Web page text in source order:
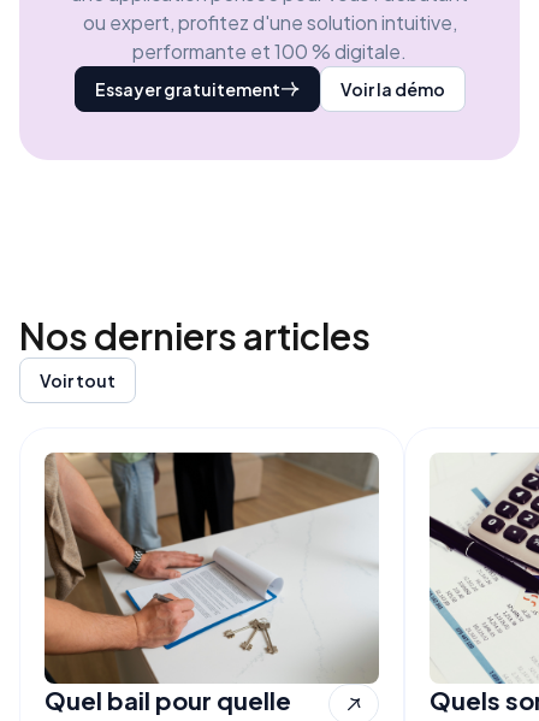
ou expert, profitez d'une solution intuitive,
performante et 100 % digitale.
Essayer gratuitement Voir la démo
Nos derniersarticles
Voir tout
Quel bail pour quelle
Quels